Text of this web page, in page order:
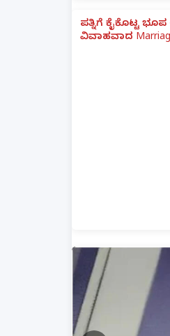
ಪತ್ನಿಗೆ ಕೈಕೊಟ್ಟ ಭೂಪ
ವಿವಾಹವಾದ